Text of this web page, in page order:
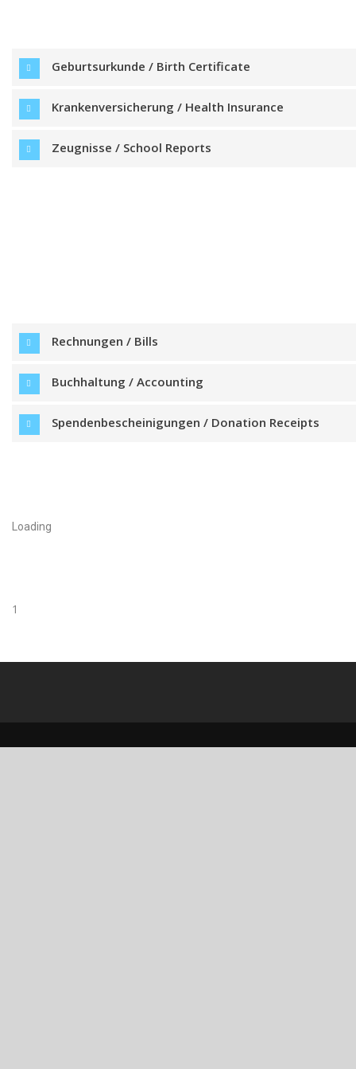
Geburtsurkunde / Birth Certificate
Krankenversicherung / Health Insurance
Zeugnisse / School Reports
Rechnungen / Bills
Buchhaltung / Accounting
Spendenbescheinigungen / Donation Receipts
Loading
1